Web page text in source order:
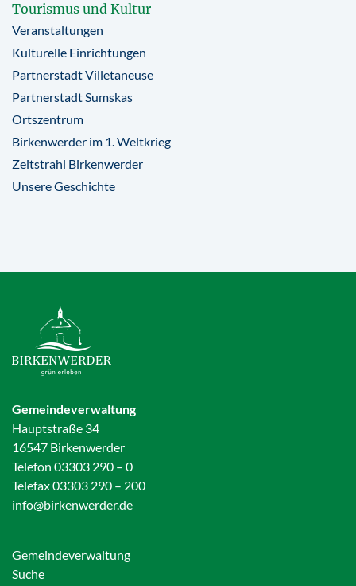
Tourismus und Kultur
Veranstaltungen
Kulturelle Einrichtungen
Partnerstadt Villetaneuse
Partnerstadt Sumskas
Ortszentrum
Birkenwerder im 1. Weltkrieg
Zeitstrahl Birkenwerder
Unsere Geschichte
Gemeindeverwaltung
Hauptstraße 34
16547 Birkenwerder
Telefon 03303 290 – 0
Telefax 03303 290 – 200
info@birkenwerder.de
Gemeindeverwaltung
Suche